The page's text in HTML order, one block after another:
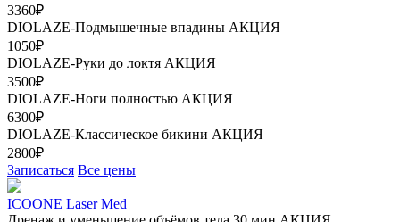
3360₽
DIOLAZE-Подмышечные впадины АКЦИЯ
1050₽
DIOLAZE-Руки до локтя АКЦИЯ
3500₽
DIOLAZE-Ноги полностью АКЦИЯ
6300₽
DIOLAZE-Классическое бикини АКЦИЯ
2800₽
Записаться Все цены
ICOONE Laser Med